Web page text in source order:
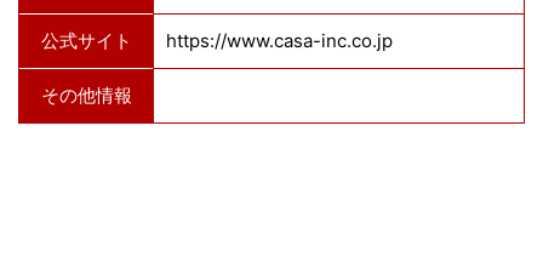
公式サイト https://www.casa-inc.co.jp
その他情報